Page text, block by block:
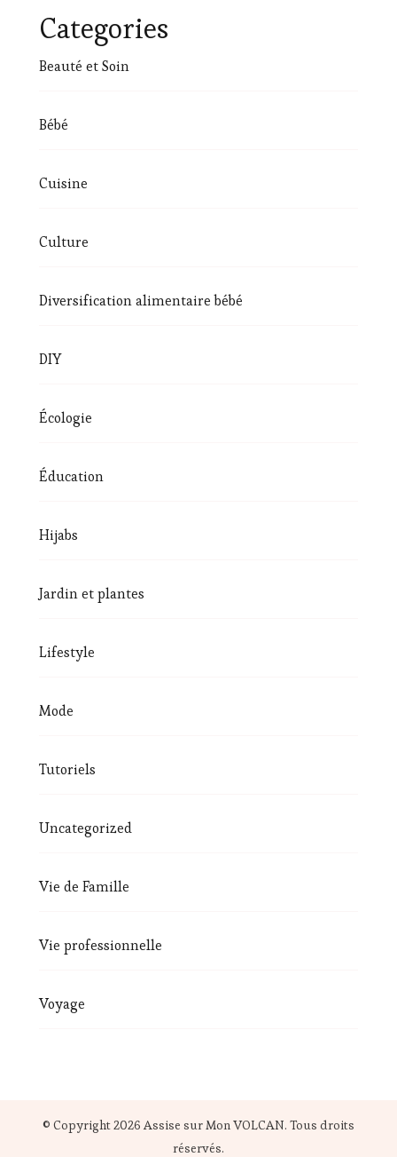
Categories
Beauté et Soin
Bébé
Cuisine
Culture
Diversification alimentaire bébé
DIY
Écologie
Éducation
Hijabs
Jardin et plantes
Lifestyle
Mode
Tutoriels
Uncategorized
Vie de Famille
Vie professionnelle
Voyage
© Copyright 2026 Assise sur Mon VOLCAN. Tous droits
réservés.